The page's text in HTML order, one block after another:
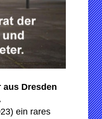
Dresden
ein rares